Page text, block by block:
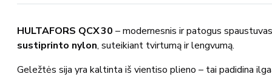
HULTAFORS QCX 30 – modernesnis ir patogus
sustiprinto nylon, suteikiant tvirtumą ir lengvumą.
Geležtės sija yra kaltinta iš vientiso plieno – tai padidina